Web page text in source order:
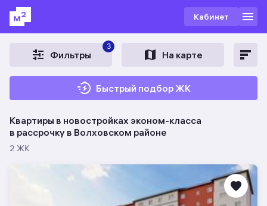
Кабинет
Фильтры
3
На карте
Быстрый подбор ЖК
Квартиры в новостройках эконом-класса
в рассрочку в Волховском районе
2 ЖК